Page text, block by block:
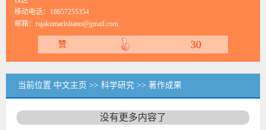
移动电话： 18657255354
邮箱： rajakumarlohano@gmail.com
赞 30
当前位置 中文主页 >> 科学研究 >> 著作成果
没有更多内容了